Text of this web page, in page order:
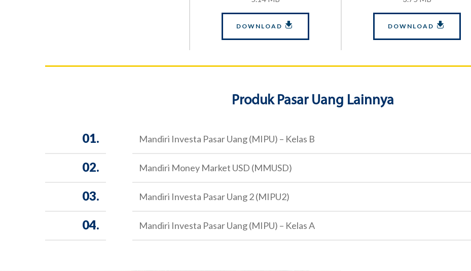
DOWNLOAD DOWNLOAD
Produk Pasar Uang Lainnya
01. Mandiri Investa Pasar Uang (MIPU) – Kelas B
02. Mandiri Money Market USD (MMUSD)
03. Mandiri Investa Pasar Uang 2 (MIPU2)
04. Mandiri Investa Pasar Uang (MIPU) – Kelas A